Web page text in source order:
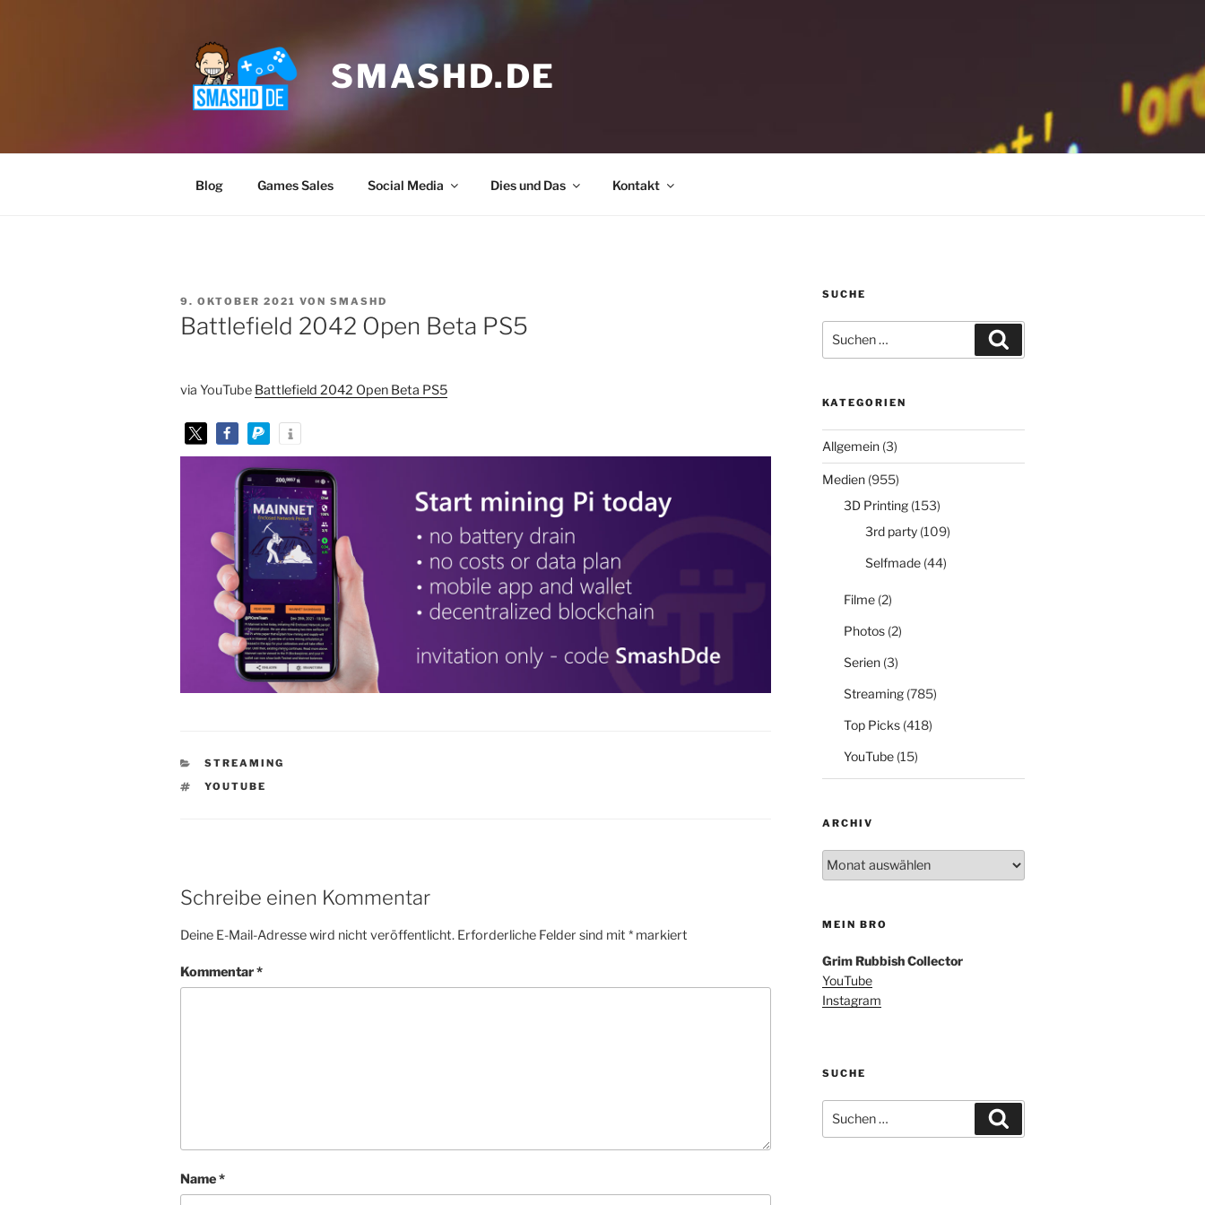
SMASHD.DE
Blog Games Sales Social Media Dies und Das Kontakt
VERÖFFENTLICHT
9. OKTOBER 2021 VON SMASHD
Battlefield 2042 Open Beta PS5
Klicke hier, um Marketing-Cookies zu
aktivieren
via YouTube Battlefield 2042 Open Beta PS5
KATEGORIEN
STREAMING
SCHLAGWÖRTER
YOUTUBE
Schreibe einen Kommentar
Deine E-Mail-Adresse wird nicht veröffentlicht. Erforderliche Felder sind mit *markiert
Kommentar*
Name*
SUCHE
nach:
KATEGORIEN
Allgemein (3)
Medien (955)
3D Printing (153)
3rd party (109)
Selfmade (44)
Filme (2)
Photos (2)
Serien (3)
Streaming (785)
Top Picks (418)
YouTube (15)
ARCHIV
Archiv
MEIN BRO
Grim Rubbish Collector
YouTube
Instagram
SUCHE
nach: